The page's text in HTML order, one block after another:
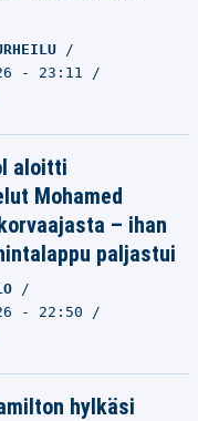
- 23:11
aloitti
Mohamed
– ihan
paljastui
- 22:50
hylkäsi